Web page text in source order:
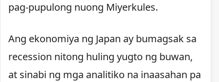
pag-pupulong nuong Miyerkules.
Ang ekonomiya ng Japan ay bumagsak sa
recession nitong huling yugto ng buwan,
at sinabi ng mga analitiko na inaasahan pa